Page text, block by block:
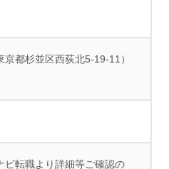
京都杉並区西荻北5-19-11）
ビ転職より詳細等ご確認の